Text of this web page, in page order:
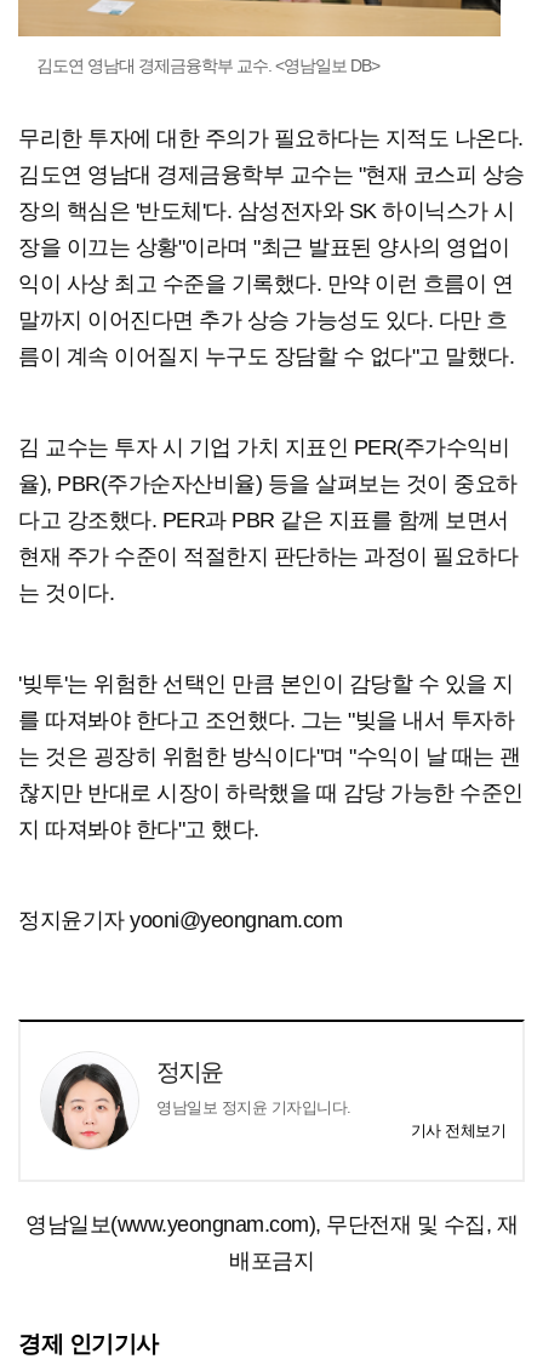
김도연 영남대 경제금융학부 교수. <영남일보 DB>
무리한 투자에 대한 주의가 필요하다는 지적도 나온다.
김도연 영남대 경제금융학부 교수는 "현재 코스피 상승
장의 핵심은 '반도체'다. 삼성전자와 SK 하이닉스가 시
장을 이끄는 상황"이라며 "최근 발표된 양사의 영업이
익이 사상 최고 수준을 기록했다. 만약 이런 흐름이 연
말까지 이어진다면 추가 상승 가능성도 있다. 다만 흐
름이 계속 이어질지 누구도 장담할 수 없다"고 말했다.
김 교수는 투자 시 기업 가치 지표인 PER(주가수익비
율), PBR(주가순자산비율) 등을 살펴보는 것이 중요하
다고 강조했다. PER과 PBR 같은 지표를 함께 보면서
현재 주가 수준이 적절한지 판단하는 과정이 필요하다
는 것이다.
'빚투'는 위험한 선택인 만큼 본인이 감당할 수 있을 지
를 따져봐야 한다고 조언했다. 그는 "빚을 내서 투자하
는 것은 굉장히 위험한 방식이다"며 "수익이 날 때는 괜
찮지만 반대로 시장이 하락했을 때 감당 가능한 수준인
지 따져봐야 한다"고 했다.
정지윤기자 yooni@yeongnam.com
정지윤
영남일보 정지윤 기자입니다.
기사 전체보기
영남일보(www.yeongnam.com), 무단전재 및 수집, 재
배포금지
경제 인기기사